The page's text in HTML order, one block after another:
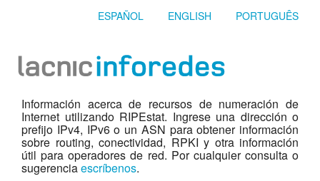
ESPAÑOL ENGLISH PORTUGUÊS
Información acerca de recursos de numeración de
Internet utilizando RIPEstat. Ingrese una dirección o
prefijo IPv4, IPv6 o un ASN para obtener información
sobre routing, conectividad, RPKI y otra información
útil para operadores de red. Por cualquier consulta o
sugerenciaescríbenos.